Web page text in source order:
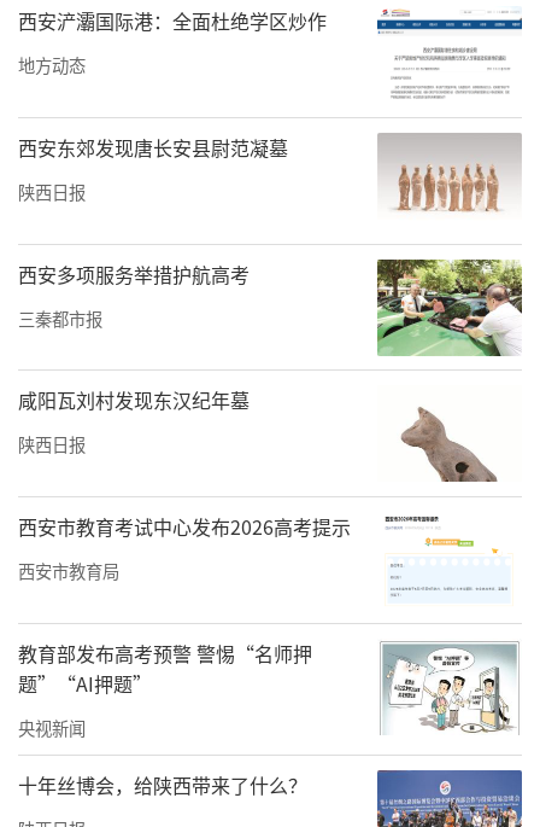
西安浐灞国际港：全面杜绝学区炒作
地方动态
西安东郊发现唐长安县尉范凝墓
陕西日报
西安多项服务举措护航高考
三秦都市报
咸阳瓦刘村发现东汉纪年墓
陕西日报
西安市教育考试中心发布2026高考提示
西安市教育局
教育部发布高考预警 警惕“名师押
题”“AI押题”
央视新闻
十年丝博会，给陕西带来了什么？